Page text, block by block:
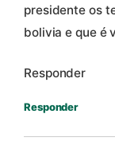
presidente os
bolivia e que é
Responder
Responder